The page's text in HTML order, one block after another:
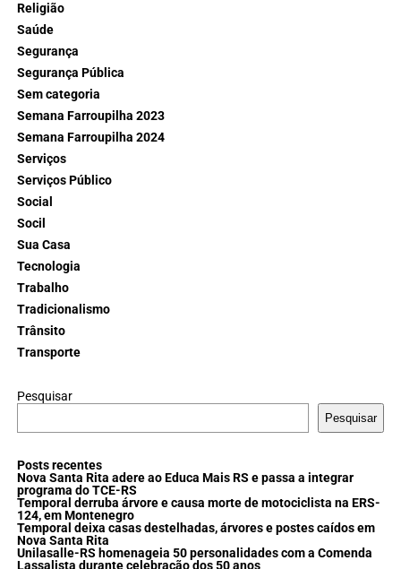
Religião
Saúde
Segurança
Segurança Pública
Sem categoria
Semana Farroupilha 2023
Semana Farroupilha 2024
Serviços
Serviços Público
Social
Socil
Sua Casa
Tecnologia
Trabalho
Tradicionalismo
Trânsito
Transporte
Pesquisar
Pesquisar
Posts recentes
Nova Santa Rita adere ao Educa Mais RS e passa a integrar
programa do TCE-RS
Temporal derruba árvore e causa morte de motociclista na ERS-
124, em Montenegro
Temporal deixa casas destelhadas, árvores e postes caídos em
Nova Santa Rita
Unilasalle-RS homenageia 50 personalidades com a Comenda
Lassalista durante celebração dos 50 anos